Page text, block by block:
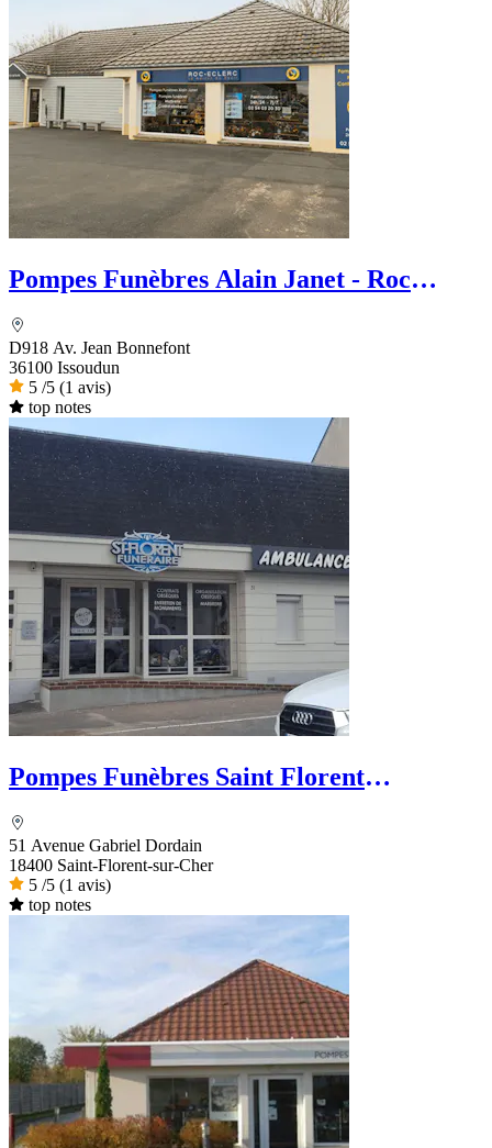
Pompes Funèbres Alain Janet - Roc
D918 Av. Jean Bonnefont
36100 Issoudun
5 /5 (1 avis)
top notes
Pompes Funèbres Saint Florent
51 Avenue Gabriel Dordain
18400 Saint-Florent-sur-Cher
5 /5 (1 avis)
top notes